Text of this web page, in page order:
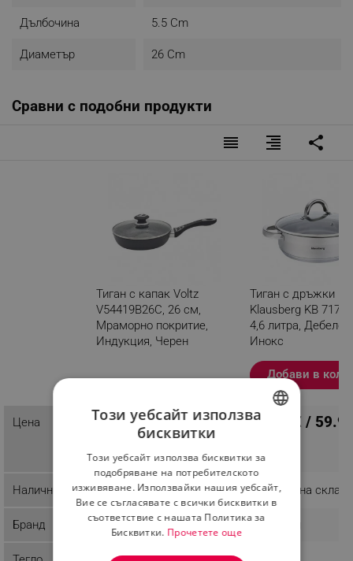
Дълбочина 5.5 Cm
Диаметър 26 Cm
Сравни с подобни продукти
reorder format_align_right share
Тиган с капак Voltz
V54419B26C, 26 см,
Мраморно покритие,
Индукция, Черен
Тиган с дръжки и
Klausberg KB
4,6 литра, Дебело
Инокс
Добави в
Цена 17.84 € / 34.89 лв. 30.67 € /
Наличност Последни бройки Налично на склад
Бранд Voltz Klausberg
Този уебсайт използва
бисквитки
Този уебсайт използва бисквитки за
подобряване на потребителското
изживяване. Използвайки нашия уебсайт,
Вие се съгласявате с всички бисквитки в
съответствие с нашата Политика за
Бисквитки. Прочетете още